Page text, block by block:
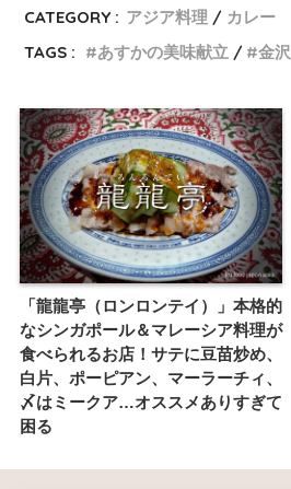
CATEGORY : アジア料理
カレー
TAGS :
あすかの美味献立 金沢
「龍龍亭（ロンロンテイ）」本格的
なシンガポール＆マレーシア料理が
食べられるお店！サテに豆苗炒め、
白片、ポーピアン、マーラーチィ、
〆はミークア…オススメありすぎて
困る